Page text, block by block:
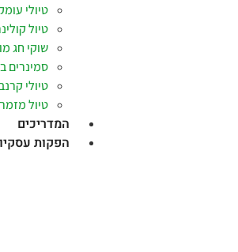
טיולי עומק
טיול
שוקי חג
סמינרים
טיולי
טיול מזמר
המדריכים
הפקות